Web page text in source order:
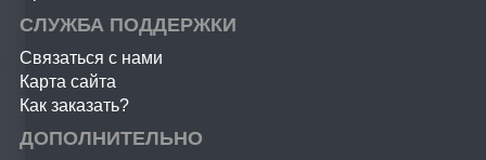
СЛУЖБА ПОДДЕРЖКИ
Связаться с нами
Карта сайта
Как заказать?
ДОПОЛНИТЕЛЬНО